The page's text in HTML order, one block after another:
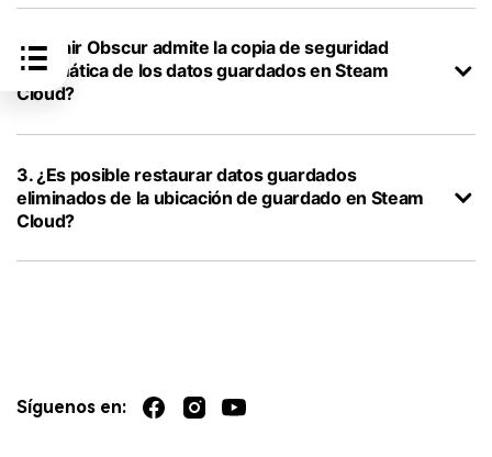
2. ¿Clair Obscur admite la copia de seguridad
automática de los datos guardados en Steam
Cloud?
3. ¿Es posible restaurar datos guardados
eliminados de la ubicación de guardado en Steam
Cloud?
Síguenos en: